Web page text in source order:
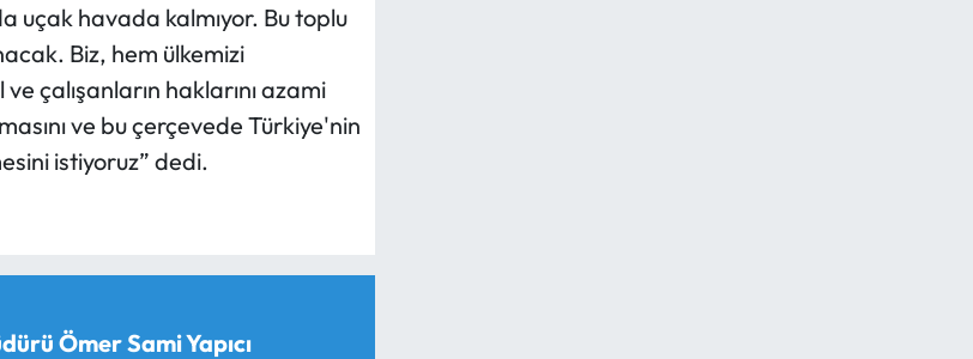
uçak havada kalmıyor. Bu toplu
Biz, hem ülkemizi
çalışanların haklarını azami
ve bu çerçevede Türkiye'nin
istiyoruz” dedi.
Ömer Sami Yapıcı